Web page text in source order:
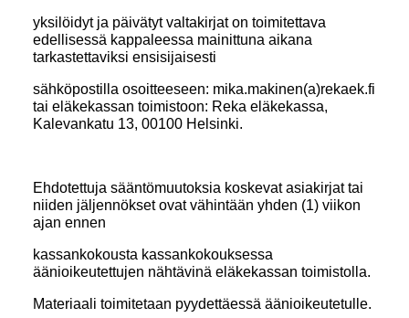
yksilöidyt ja päivätyt valtakirjat on toimitettava
edellisessä kappaleessa mainittuna aikana
tarkastettaviksi ensisijaisesti
sähköpostilla osoitteeseen: mika.makinen(a)rekaek.fi
tai eläkekassan toimistoon: Reka eläkekassa,
Kalevankatu 13, 00100 Helsinki.
Ehdotettuja sääntömuutoksia koskevat asiakirjat tai
niiden jäljennökset ovat vähintään yhden (1) viikon
ajan ennen
kassankokousta kassankokouksessa
äänioikeutettujen nähtävinä eläkekassan toimistolla.
Materiaali toimitetaan pyydettäessä äänioikeutetulle.